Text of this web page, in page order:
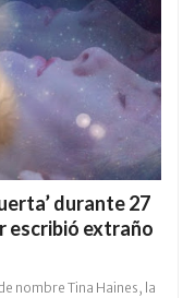
durante 27
escribió extraño
nombre Tina Haines, la